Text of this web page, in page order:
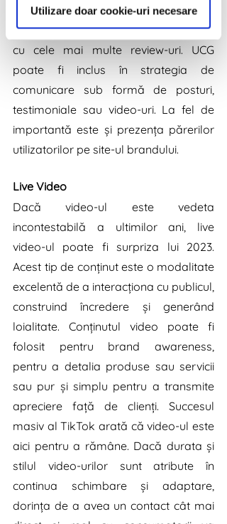
Utilizare doar cookie-uri necesare
produsele după numărul de review-uri
și începem documentarea cu produsul
cu cele mai multe review-uri. UCG
poate fi inclus în strategia de
comunicare sub formă de posturi,
testimoniale sau video-uri. La fel de
importantă este și prezența părerilor
utilizatorilor pe site-ul brandului.
Live Video
Dacă video-ul este vedeta
incontestabilă a ultimilor ani, live
video-ul poate fi surpriza lui 2023.
Acest tip de conținut este o modalitate
excelentă de a interacționa cu publicul,
construind încredere și generând
loialitate. Conținutul video poate fi
folosit pentru brand awareness,
pentru a detalia produse sau servicii
sau pur și simplu pentru a transmite
apreciere față de clienți. Succesul
masiv al TikTok arată că video-ul este
aici pentru a rămâne. Dacă durata și
stilul video-urilor sunt atribute în
continua schimbare și adaptare,
dorința de a avea un contact cât mai